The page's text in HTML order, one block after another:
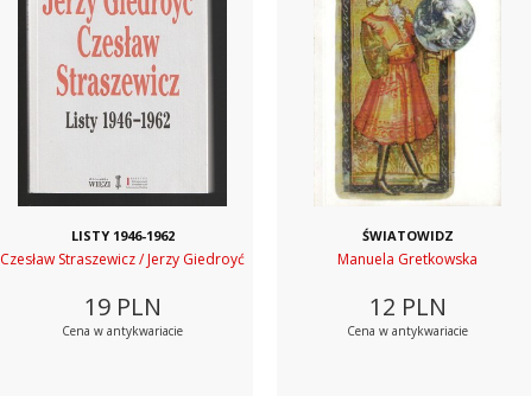
LISTY 1946-1962
Czesław Straszewicz / Jerzy Giedroyć
19 PLN
Cena w antykwariacie
ŚWIATOWIDZ
Manuela Gretkowska
12 PLN
Cena w antykwariacie